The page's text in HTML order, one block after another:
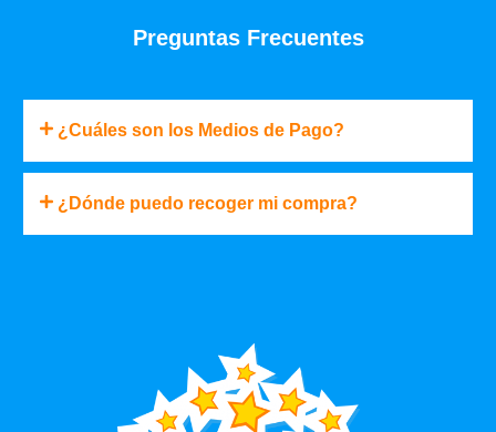
Preguntas Frecuentes
¿Cuáles son los Medios de Pago?
¿Dónde puedo recoger mi compra?